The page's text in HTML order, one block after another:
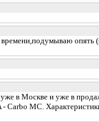
опять
в Москве и уже в
Carbo MC.